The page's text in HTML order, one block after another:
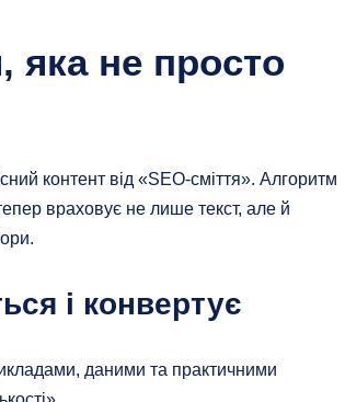
яка не просто
контент від «SEO-сміття». Алгоритм
враховує не лише текст, але й
і конвертує
даними та практичними